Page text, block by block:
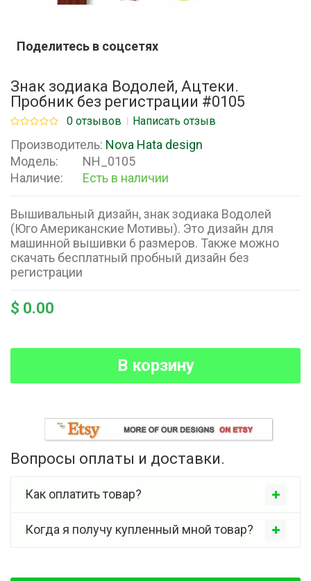
Поделитесь в соцсетях
Знак зодиака Водолей, Ацтеки.
Пробник без регистрации #0105
0 отзывов Написать отзыв
Производитель: Nova Hata design
Модель:
NH_0105
Наличие:
Есть в наличии
Вышивальный дизайн, знак зодиака Водолей
(Юго Американские Мотивы). Это дизайн для
машинной вышивки 6 размеров. Также можно
скачать бесплатный пробный дизайн без
регистрации
$ 0.00
В корзину
Вопросы оплаты и доставки.
Как оплатить товар?
Когда я получу купленный мной товар?